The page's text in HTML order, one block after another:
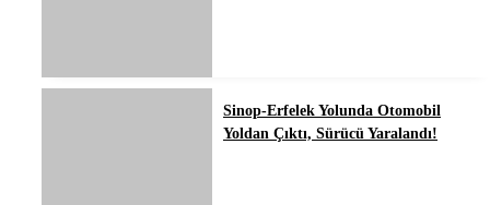
Sinop-Erfelek Yolunda Otomobil
Yoldan Çıktı, Sürücü Yaralandı!